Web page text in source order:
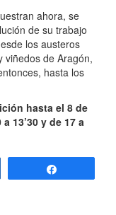
ahora, se
de su trabajo
los austeros
viñedos de Aragón,
hasta los
hasta el 8 de
13’30 y de 17 a